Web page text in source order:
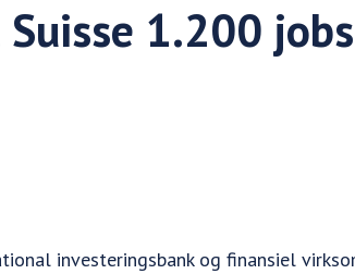
1.200
investeringsbank og finansiel